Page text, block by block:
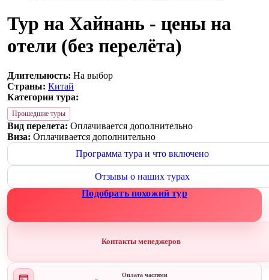
Тур на Хайнань - цены на
отели (без перелёта)
Длительность: На выбор
Страны: Китай
Категории тура:
Прошедшие туры
Вид перелета: Оплачивается дополнительно
Виза: Оплачивается дополнительно
Программа тура и что включено
Отзывы о наших турах
Подобрать похожий тур
Контакты менеджеров
Оплата частями